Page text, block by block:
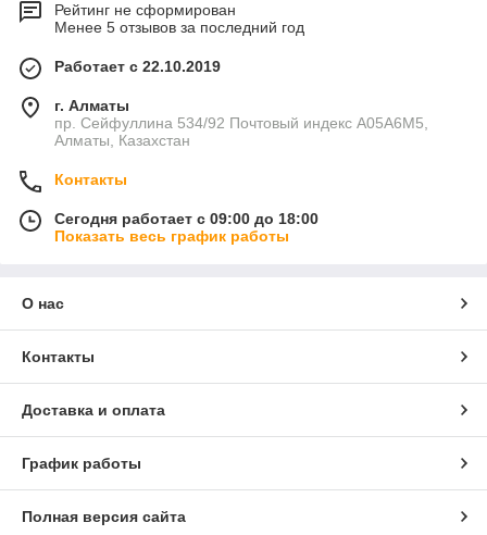
Рейтинг не сформирован
Менее 5 отзывов за последний год
Работает с 22.10.2019
г. Алматы
пр. Сейфуллина 534/92 Почтовый индекс A05A6M5,
Алматы, Казахстан
Контакты
Сегодня работает с 09:00 до 18:00
Показать весь график работы
О нас
Контакты
Доставка и оплата
График работы
Полная версия сайта